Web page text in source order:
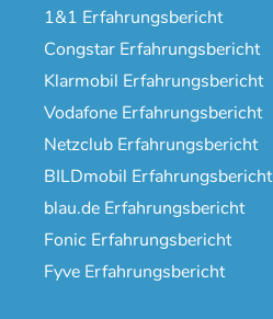
1&1 Erfahrungsbericht
Congstar Erfahrungsbericht
Klarmobil Erfahrungsbericht
Vodafone Erfahrungsbericht
Netzclub Erfahrungsbericht
BILDmobil Erfahrungsbericht
blau.de Erfahrungsbericht
Fonic Erfahrungsbericht
Fyve Erfahrungsbericht